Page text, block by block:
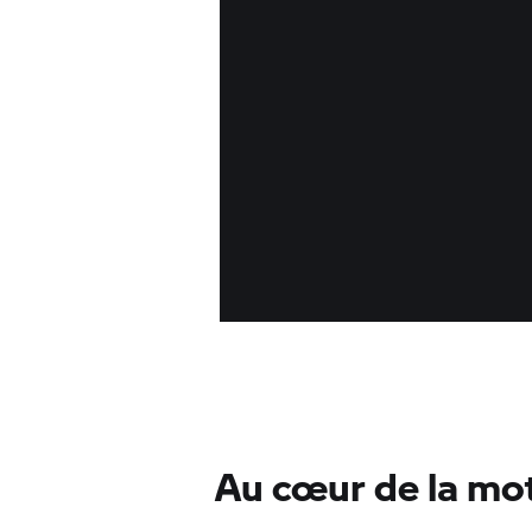
Au cœur de la